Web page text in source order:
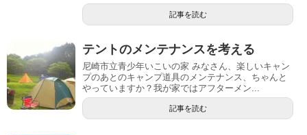
記事を読む
テントのメンテナンスを考える
尼崎市立青少年いこいの家 みなさん、楽しいキャン
プのあとのキャンプ道具のメンテナンス、ちゃんと
やっていますか？我が家ではアフターメン...
記事を読む